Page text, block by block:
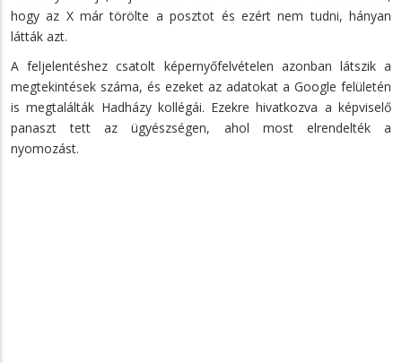
hogy az X már törölte a posztot és ezért nem tudni, hányan
látták azt.
A feljelentéshez csatolt képernyőfelvételen azonban látszik a
megtekintések száma, és ezeket az adatokat a Google felületén
is megtalálták Hadházy kollégái. Ezekre hivatkozva a képviselő
panaszt tett az ügyészségen, ahol most elrendelték a
nyomozást.